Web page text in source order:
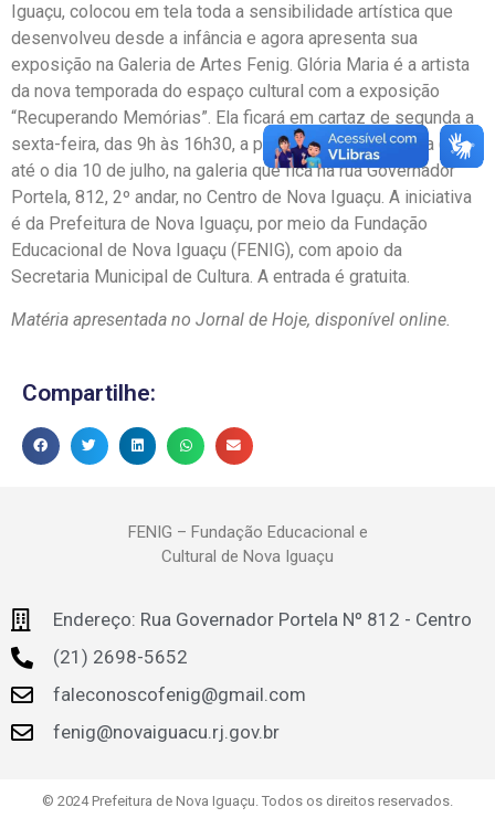
Iguaçu, colocou em tela toda a sensibilidade artística que
desenvolveu desde a infância e agora apresenta sua
exposição na Galeria de Artes Fenig. Glória Maria é a artista
da nova temporada do espaço cultural com a exposição
“Recuperando Memórias”. Ela ficará em cartaz de segunda a
sexta-feira, das 9h às 16h30, a partir desta quinta-feira (21),
até o dia 10 de julho, na galeria que fica na rua Governador
Portela, 812, 2º andar, no Centro de Nova Iguaçu. A iniciativa
é da Prefeitura de Nova Iguaçu, por meio da Fundação
Educacional de Nova Iguaçu (FENIG), com apoio da
Secretaria Municipal de Cultura. A entrada é gratuita.
Matéria apresentada no Jornal de Hoje, disponível online.
Compartilhe:
FENIG – Fundação Educacional e
Cultural de Nova Iguaçu
Endereço: Rua Governador Portela Nº 812 - Centro
(21) 2698-5652
faleconoscofenig@gmail.com
fenig@novaiguacu.rj.gov.br
© 2024 Prefeitura de Nova Iguaçu. Todos os direitos reservados.